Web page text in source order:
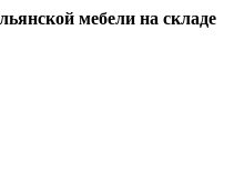
мебели на складе